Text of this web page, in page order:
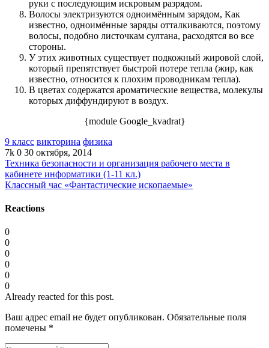
руки с последующим искровым разрядом.
Волосы электризуются одноимённым зарядом, Как
известно, одноимённые заряды отталкиваются, поэтому
волосы, подобно листочкам султана, расходятся во все
стороны.
У этих животных существует подкожный жировой слой,
который препятствует быстрой потере тепла (жир, как
известно, относится к плохим проводникам тепла).
В цветах содержатся ароматические вещества, молекулы
которых диффундируют в воздух.
{module Google_kvadrat}
9 класс викторина физика
7k 0 30 октября, 2014
Техника безопасности и организация рабочего места в
кабинете информатики (1-11 кл.)
Классный час «Фантастические ископаемые»
Reactions
0
0
0
0
0
0
Already reacted for this post.
Ваш адрес email не будет опубликован. Обязательные поля
помечены *